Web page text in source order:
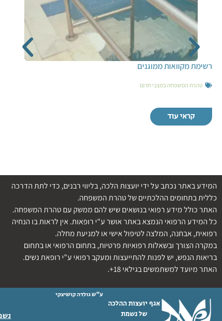
רשימת מקוואות ממוגנים
טהרת המשפחה במצבי חרום
קראי עוד
המידע באתר נכתב על ידי יועצות הלכה, בליווי רבנים, כדי לתת הדרכה
כללית בתחומים ההלכתיים של טהרת המשפחה.
האתר כולל מידע רפואי בנושאים שיש להם ממשק עם טהרת המשפחה.
כל המידע הרפואי הנמצא באתר אושר ע"י רופאות. אין לראות בו הנחיה
רפואית, אבחנה, המלצה לטיפול אישי או למניעת מחלה.
במקרה הצורך ובשאלות רפואיות פרטיות, בתחום הרפואי או בתחום
בריאות הנפש, יש לפנות להתייעצות ומעקב רפואי ע"י רופאת נשים.
האתר מיועד למשתמשים בגילאי 18+.
אגף יועצות ההלכה
של נשמת
ע"ש גולדה קושיצקי